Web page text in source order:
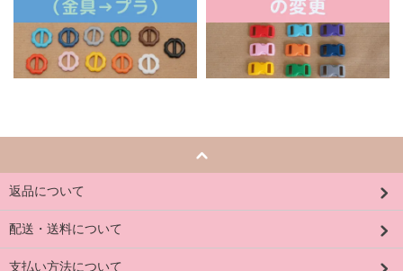
返品について
配送・送料について
支払い方法について